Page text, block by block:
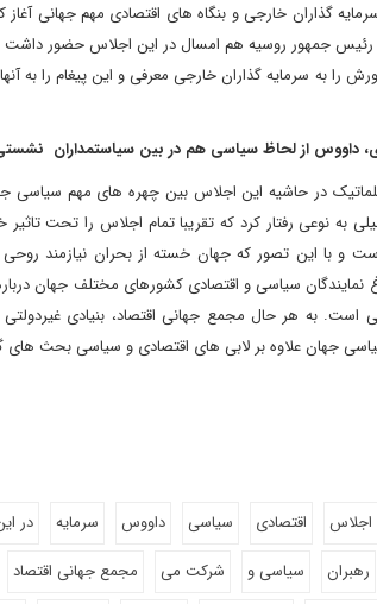
گذاران خارجی و بنگاه های اقتصادی مهم جهانی آغاز
جمهور روسیه هم امسال در این اجلاس حضور داشت
را به سرمایه گذاران خارجی معرفی و این پیغام را به
داووس از لحاظ سیاسی هم در بین سیاستمداران
در حاشیه این اجلاس بین چهره های مهم سیاسی
به نوعی رفتار کرد که تقریبا تمام اجلاس را تحت
و با این تصور که جهان خسته از بحران نیازمند
نمایندگان سیاسی و اقتصادی کشورهای مختلف جهان
است. به هر حال مجمع جهانی اقتصاد، بنیادی
جهان علاوه بر لابی های اقتصادی و سیاسی بحث
اجلاس اقتصادی سیاسی داووس سرمایه در
رهبران سیاسی و شرکت می مجمع جهانی اقتصاد